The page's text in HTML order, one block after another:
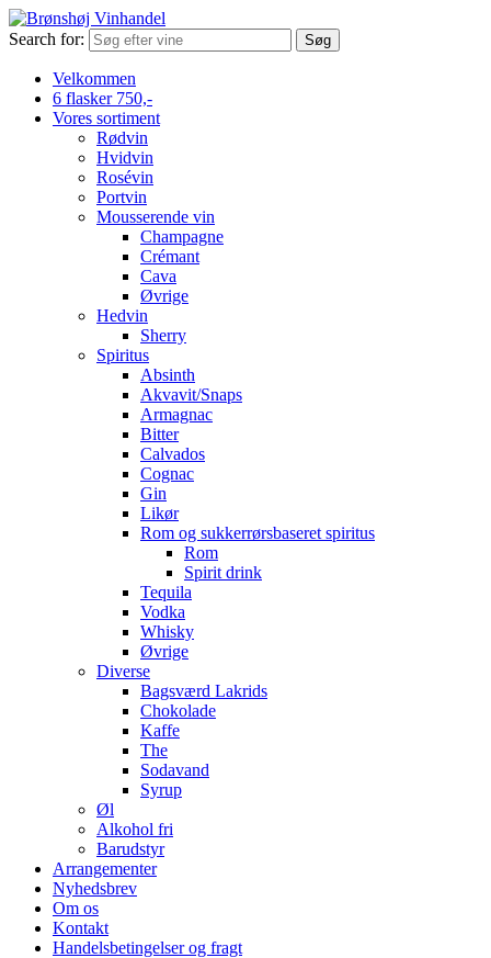
Search for:
Velkommen
6 flasker 750,-
Vores sortiment
Rødvin
Hvidvin
Rosévin
Portvin
Mousserende vin
Champagne
Crémant
Cava
Øvrige
Hedvin
Sherry
Spiritus
Absinth
Akvavit/Snaps
Armagnac
Bitter
Calvados
Cognac
Gin
Likør
Rom og sukkerrørsbaseret spiritus
Rom
Spirit drink
Tequila
Vodka
Whisky
Øvrige
Diverse
Bagsværd Lakrids
Chokolade
Kaffe
The
Sodavand
Syrup
Øl
Alkohol fri
Barudstyr
Arrangementer
Nyhedsbrev
Om os
Kontakt
Handelsbetingelser og fragt